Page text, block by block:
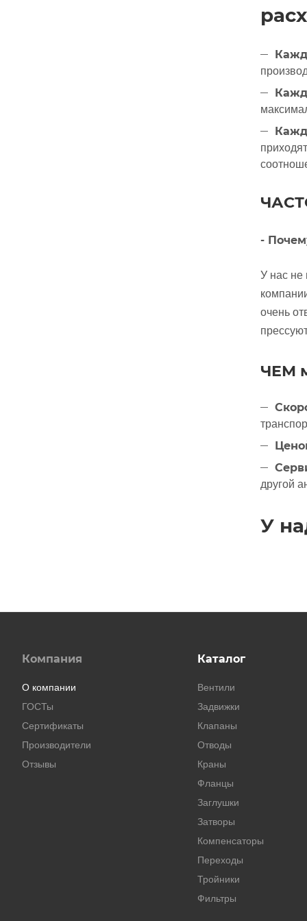
-
У нас не
очень
ЧЕМ
другой
У
Компания
О компании
ГОСТы
Сертификаты
Производители
Отзывы
Каталог
Вентили
Задвижки
Клапаны
Отводы
Краны
Фланцы
Заглушки
Затворы
Компенсаторы
Переходы
Тройники
Фильтры